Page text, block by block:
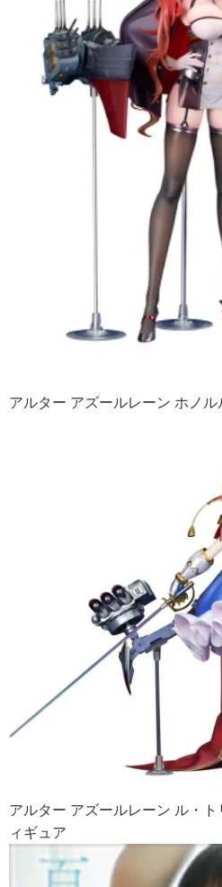
アルター アズールレーン ホノ
アルター アズールレーン ル・
ィギュア